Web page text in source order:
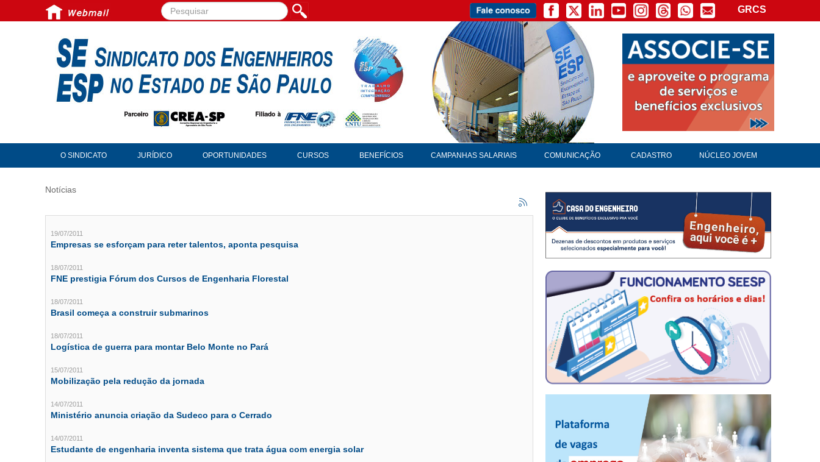
Pesquisar... GRCS
O SINDICATO JURÍDICO OPORTUNIDADES CURSOS BENEFÍCIOS CAMPANHAS SALARIAIS COMUNICAÇÃO CADASTRO NÚCLEO JOVEM
Notícias
19/07/2011
Empresas se esforçam para reter talentos, aponta pesquisa
18/07/2011
FNE prestigia Fórum dos Cursos de Engenharia Florestal
18/07/2011
Brasil começa a construir submarinos
18/07/2011
Logística de guerra para montar Belo Monte no Pará
15/07/2011
Mobilização pela redução da jornada
14/07/2011
Ministério anuncia criação da Sudeco para o Cerrado
14/07/2011
Estudante de engenharia inventa sistema que trata água com energia solar